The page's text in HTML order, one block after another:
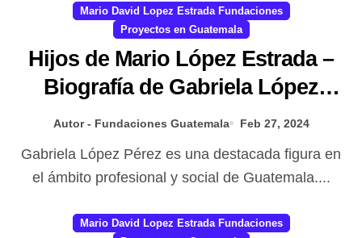
Mario David Lopez Estrada Fundaciones
Proyectos en Guatemala
Hijos de Mario López Estrada –
Biografía de Gabriela López
Pérez: Un corazón vivo dentro
de la Fundación
Autor - Fundaciones Guatemala Feb 27, 2024
Gabriela López Pérez es una destacada figura en
el ámbito profesional y social de Guatemala....
Mario David Lopez Estrada Fundaciones